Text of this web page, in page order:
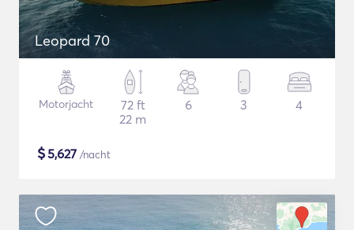
Leopard 70
Motorjacht
72 ft
22 m
6 3 4
$5,627 /nacht